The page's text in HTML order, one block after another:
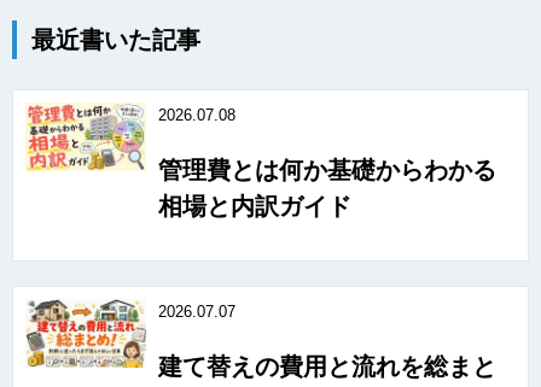
最近書いた記事
2026.07.08
管理費とは何か基礎からわかる
相場と内訳ガイド
2026.07.07
建て替えの費用と流れを総まと